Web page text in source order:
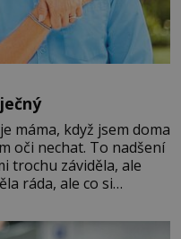
máma, když jsem doma
oči nechat. To nadšení
trochu záviděla, ale
ráda, ale co si
jiná doba, když